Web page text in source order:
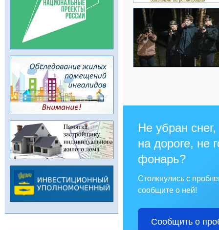
Не убран
на дороге, не
фонарь?
Столкнулись с
сообщите о ней!
Сообщить о